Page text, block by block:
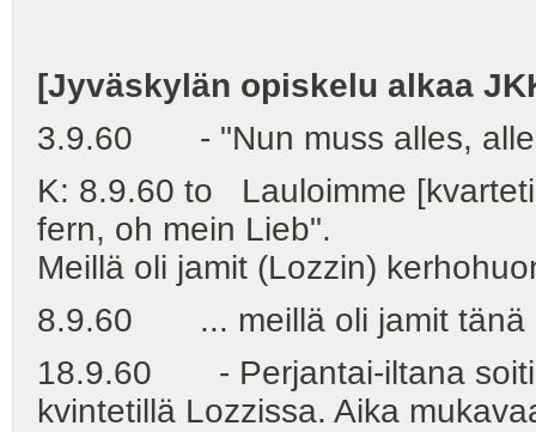
[Jyväskylän opiskelu alkaa
3.9.60 - "Nun muss alles,
K: 8.9.60 to Lauloimme
fern, oh mein Lieb".
Meillä oli jamit (Lozzin)
8.9.60 ... meillä oli jamit tänä
18.9.60 - Perjantai-iltana
kvintetillä Lozzissa. Aika